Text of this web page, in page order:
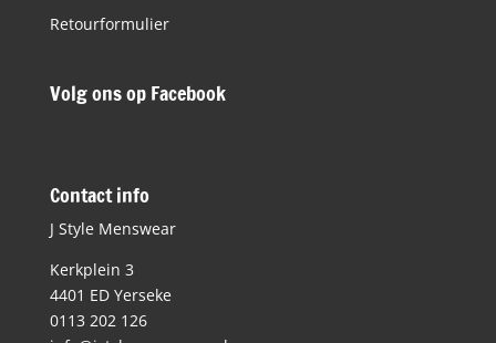
Retourformulier
Volg ons op Facebook
Contact info
J Style Menswear
Kerkplein 3
4401 ED Yerseke
0113 202 126